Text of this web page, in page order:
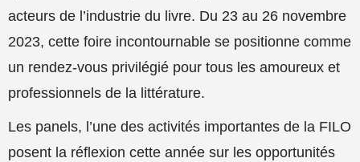
acteurs de l’industrie du livre. Du 23 au 26 novembre
2023, cette foire incontournable se positionne comme
un rendez-vous privilégié pour tous les amoureux et
professionnels de la littérature.
Les panels, l’une des activités importantes de la FILO
posent la réflexion cette année sur les opportunités